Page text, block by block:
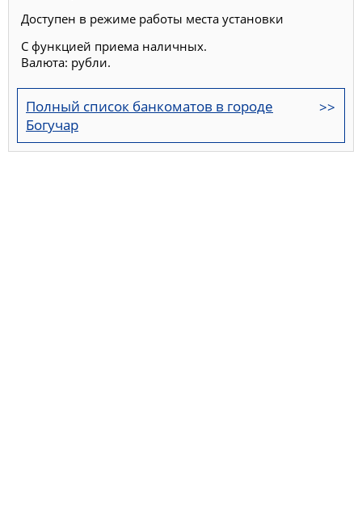
Доступен в режиме работы места установки
С функцией приема наличных.
Валюта: рубли.
Полный список банкоматов в городе
Богучар